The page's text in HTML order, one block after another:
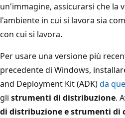
un'immagine, assicurarsi che la
l'ambiente in cui si lavora sia
con cui si lavora.
Per usare una versione più
precedente di Windows,
and Deployment Kit (ADK)da
gli strumenti di distribuzione.
di distribuzione e strumenti di